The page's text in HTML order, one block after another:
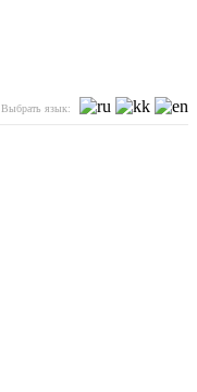
Выбрать язык: